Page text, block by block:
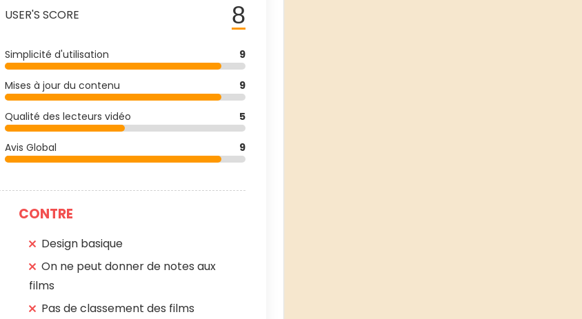
8
USER'S SCORE
Simplicité d'utilisation 9
Mises à jour du contenu 9
Qualité des lecteurs vidéo 5
Avis Global 9
CONTRE
Design basique
On ne peut donner de notes aux
films
Pas de classement des films